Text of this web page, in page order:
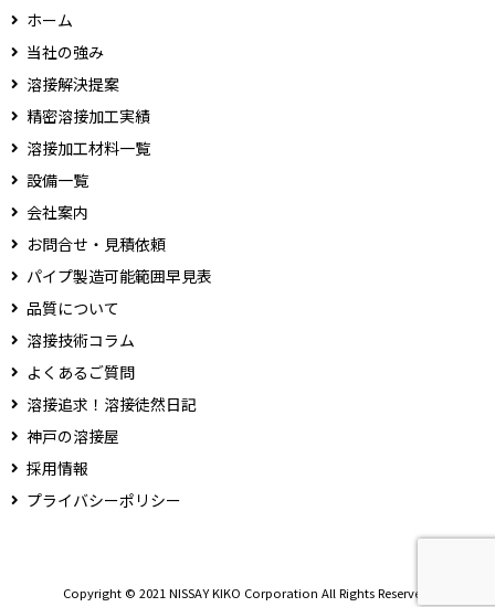
ホーム
当社の強み
溶接解決提案
精密溶接加工実績
溶接加工材料一覧
設備一覧
会社案内
お問合せ・見積依頼
パイプ製造可能範囲早見表
品質について
溶接技術コラム
よくあるご質問
溶接追求！溶接徒然日記
神戸の溶接屋
採用情報
プライバシーポリシー
Copyright © 2021 NISSAY KIKO Corporation All Rights Reserved.